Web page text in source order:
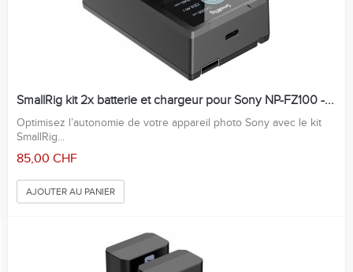
SmallRig kit 2x batterie et chargeur pour Sony NP-FZ100 -...
Optimisez l’autonomie de votre appareil photo Sony avec le kit
SmallRig...
85,00 CHF
AJOUTER AU PANIER